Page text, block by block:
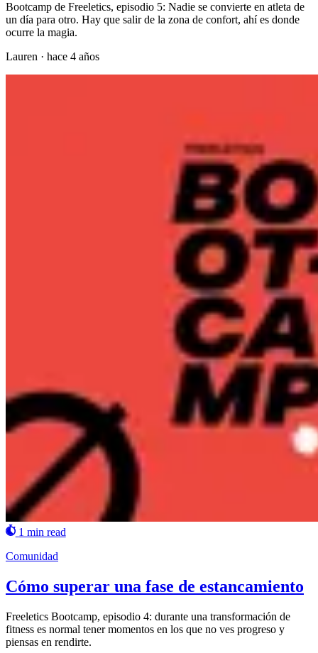
Bootcamp de Freeletics, episodio 5: Nadie se convierte en atleta de
un día para otro. Hay que salir de la zona de confort, ahí es donde
ocurre la magia.
Lauren · hace 4 años
1 min read
Comunidad
Cómo superar una fase de estancamiento
Freeletics Bootcamp, episodio 4: durante una transformación de
fitness es normal tener momentos en los que no ves progreso y
piensas en rendirte.